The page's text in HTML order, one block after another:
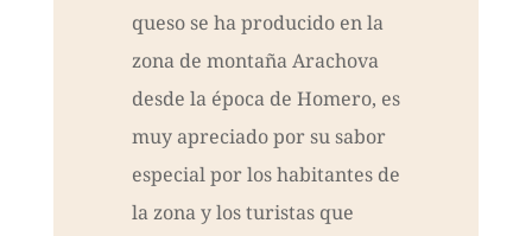
queso se ha producido en la
zona de montaña Arachova
desde la época de Homero, es
muy apreciado por su sabor
especial por los habitantes de
la zona y los turistas que